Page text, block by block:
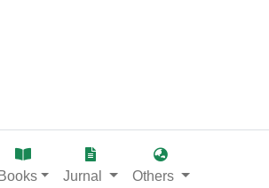
Books Jurnal Others